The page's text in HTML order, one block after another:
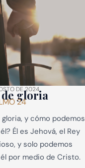
DE 2024
de gloria
24
y cómo podemos
Él es Jehová, el Rey
y solo podemos
por medio de Cristo.